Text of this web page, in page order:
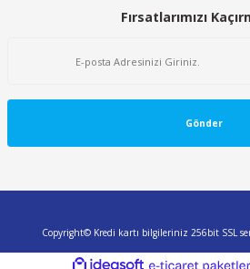
Fırsatlarımızı
Gönder
Copyright© Kredi kartı bilgileriniz 256bit SSL
ideasoft